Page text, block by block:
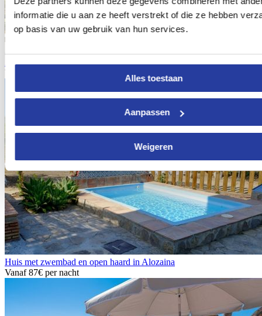
informatie die u aan ze heeft verstrekt of die ze hebben
op basis van uw gebruik van hun services.
Alles toestaan
Aanpassen
Weigeren
Appartement met uitzicht op zee voor 4 personen in Manilva
Vanaf
Huis met zwembad en open haard in Alozaina
Vanaf87€ per nacht